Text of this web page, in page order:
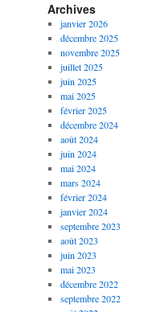
Archives
janvier 2026
décembre 2025
novembre 2025
juillet 2025
juin 2025
mai 2025
février 2025
décembre 2024
août 2024
juin 2024
mai 2024
mars 2024
février 2024
janvier 2024
septembre 2023
août 2023
juin 2023
mai 2023
décembre 2022
septembre 2022